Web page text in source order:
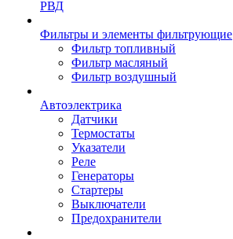
РВД
Фильтры и элементы фильтрующие
Фильтр топливный
Фильтр масляный
Фильтр воздушный
Автоэлектрика
Датчики
Термостаты
Указатели
Реле
Генераторы
Стартеры
Выключатели
Предохранители